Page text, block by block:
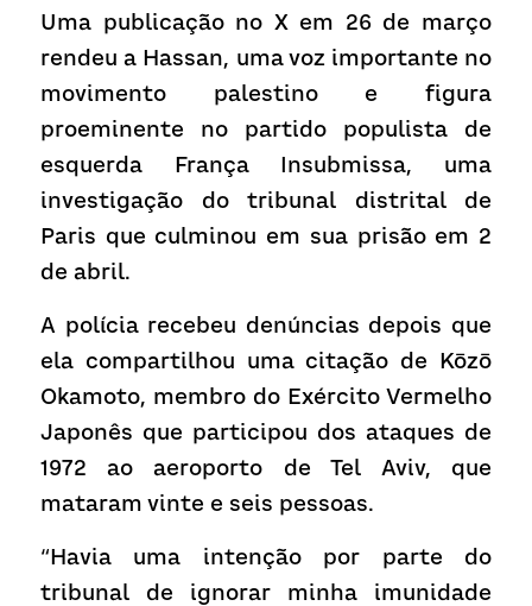
Uma publicação no X em 26 de março
rendeu a Hassan, uma voz importante no
movimento palestino e figura
proeminente no partido populista de
esquerda França Insubmissa, uma
investigação do tribunal distrital de
Paris que culminou em sua prisão em 2
de abril.
A polícia recebeu denúncias depois que
ela compartilhou uma citação de Kōzō
Okamoto, membro do Exército Vermelho
Japonês que participou dos ataques de
1972 ao aeroporto de Tel Aviv, que
mataram vinte e seis pessoas.
“Havia uma intenção por parte do
tribunal de ignorar minha imunidade